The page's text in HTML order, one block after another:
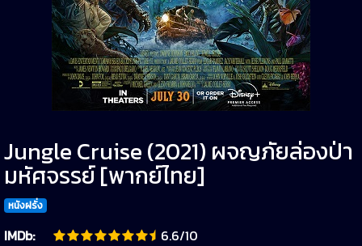
Jungle Cruise (2021) ผจญภัยล่องป่า
มหัศจรรย์ [พากย์ไทย]
หนังฝรั่ง
IMDb:
6.6/10